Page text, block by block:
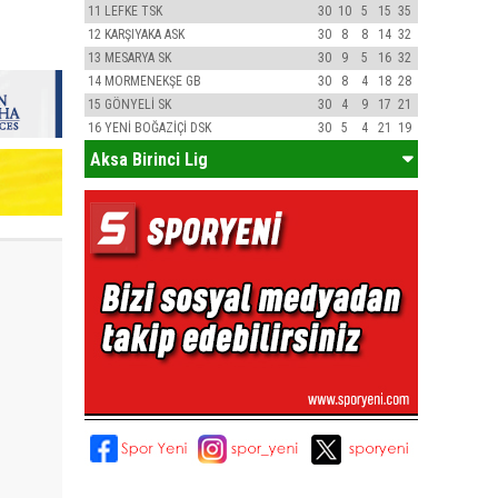
11 LEFKE TSK 30 10 5 15 35
12 KARŞIYAKA ASK 30 8 8 14 32
13 MESARYA SK 30 9 5 16 32
14 MORMENEKŞE GB 30 8 4 18 28
15 GÖNYELİ SK 30 4 9 17 21
16 YENİ BOĞAZİÇİ DSK 30 5 4 21 19
Aksa Birinci Lig